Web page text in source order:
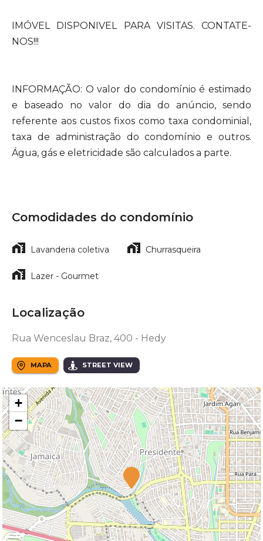
IMÓVEL DISPONIVEL PARA VISITAS. CONTATE-
NOS!!!
INFORMAÇÃO: O valor do condomínio é estimado
e baseado no valor do dia do anúncio, sendo
referente aos custos fixos como taxa condominial,
taxa de administração do condomínio e outros.
Água, gás e eletricidade são calculados a parte.
Comodidades do condomínio
Lavanderia coletiva Churrasqueira
Lazer - Gourmet
Localização
Rua Wenceslau Braz, 400 - Hedy
MAPA STREET VIEW
+
−